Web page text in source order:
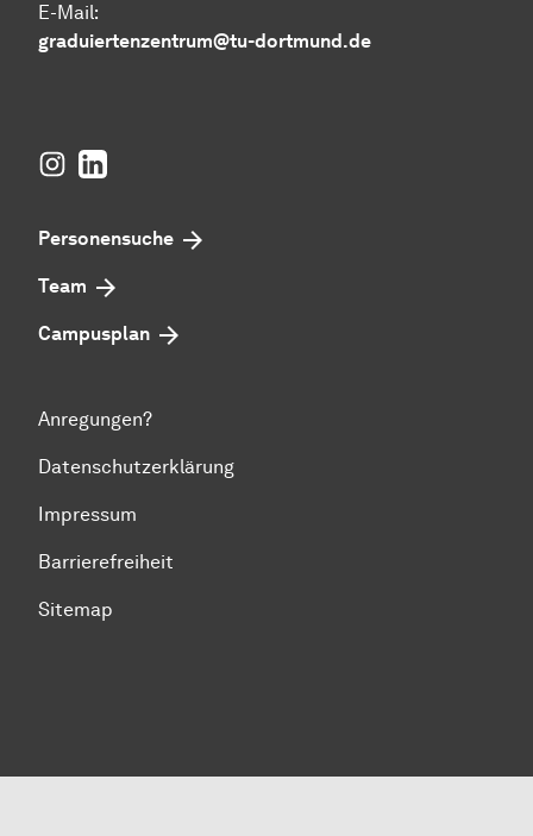
E-Mail:
graduiertenzentrum@tu-dortmund.de
Instagram
LinkedIn
Personensuche
Team
Campusplan
Anregungen?
Datenschutzerklärung
Impressum
Barrierefreiheit
Sitemap